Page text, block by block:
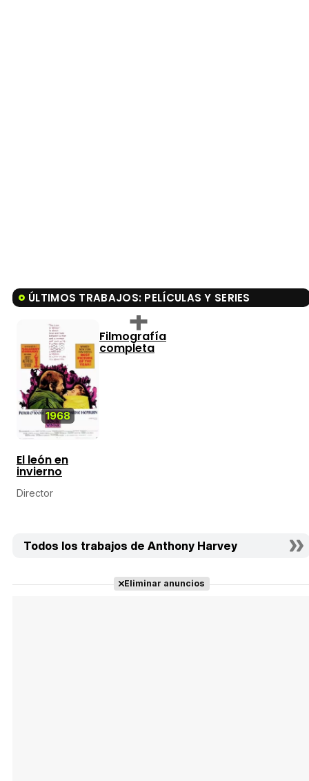
ÚLTIMOS TRABAJOS: PELÍCULAS Y SERIES
1968
8,8
El león en
invierno
Director
Filmografía
completa
Todos los trabajos de Anthony Harvey
Eliminar anuncios